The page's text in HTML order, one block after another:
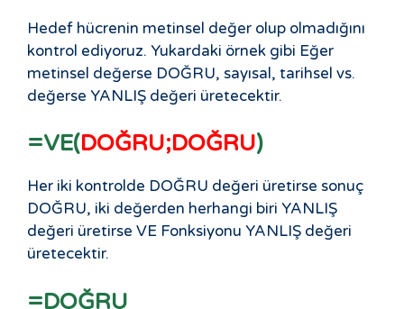
Hedef hücrenin metinsel değer olup olmadığını
kontrol ediyoruz. Yukardaki örnek gibi Eğer
metinsel değerse DOĞRU, sayısal, tarihsel vs.
değerse YANLIŞ değeri üretecektir.
=VE(DOĞRU;DOĞRU)
Her iki kontrolde DOĞRU değeri üretirse sonuç
DOĞRU, iki değerden herhangi biri YANLIŞ
değeri üretirse VE Fonksiyonu YANLIŞ değeri
üretecektir.
=DOĞRU